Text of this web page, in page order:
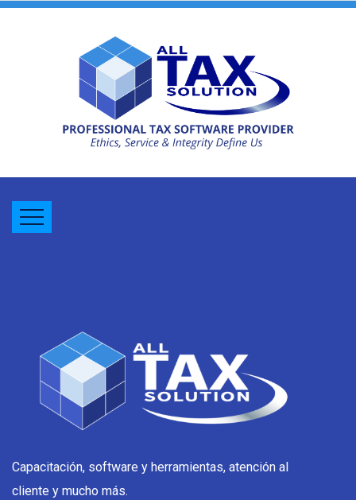
Capacitación, software y herramientas, atención al
cliente y mucho más.